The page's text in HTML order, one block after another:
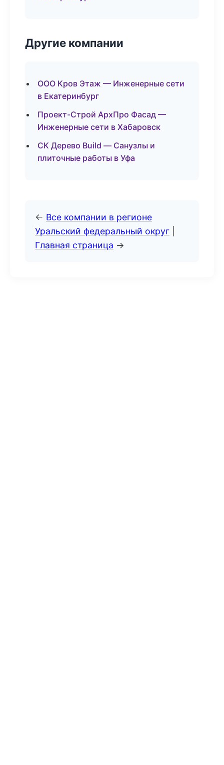
Другие компании
ООО Кров Этаж — Инженерные сети
в Екатеринбург
Проект-Строй АрхПро Фасад —
Инженерные сети в Хабаровск
СК Дерево Build — Санузлы и
плиточные работы в Уфа
← Все компании в регионе
Уральский федеральный округ
Главная страница →